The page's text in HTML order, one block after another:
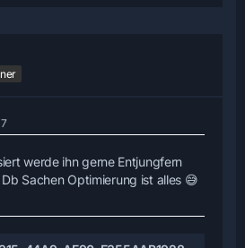
werde ihn gerne Entjungfern
Sachen Optimierung ist alles 😅